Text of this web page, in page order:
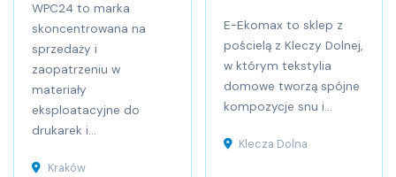
WPC24 to marka
skoncentrowana na
sprzedaży i
zaopatrzeniu w
materiały
eksploatacyjne do
drukarek i...
Kraków
E-Ekomax to sklep z
pościelą z Kleczy Dolnej,
w którym tekstylia
domowe tworzą spójne
kompozycje snu i...
Klecza Dolna